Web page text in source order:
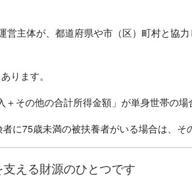
主体が、都道府県や市（区）町村と協
ります。
その他の合計所得金額」が単身世帯の
に75歳未満の被扶養者がいる場合は、そ
える財源のひとつです